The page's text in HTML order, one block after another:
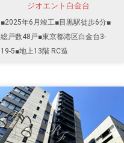
ジオエント白金台
■2025年6月竣工■目黒駅徒歩6分■
総戸数48戸■東京都港区白金台3-
19-5■地上13階 RC造